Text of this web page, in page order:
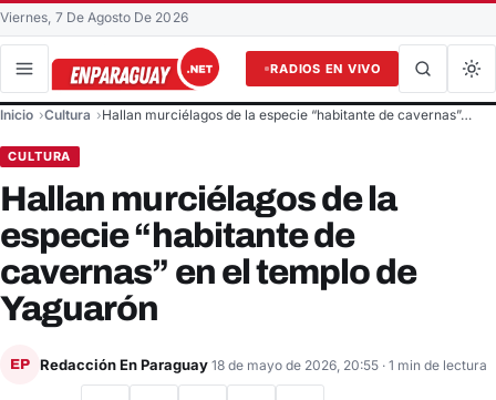
Viernes, 7 De Agosto De 2026
RADIOS EN VIVO
Buscar en el sitio
Inicio Cultura Hallan murciélagos de la especie “habitante de cavernas”…
CULTURA
Hallan murciélagos de la
especie “habitante de
cavernas” en el templo de
Yaguarón
EP Redacción En Paraguay 18 de mayo de 2026, 20:55 · 1 min de lectura